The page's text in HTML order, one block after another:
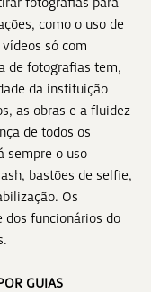
como o uso de
só com
de fotografias tem,
da instituição
as obras e a fluidez
de todos os
sempre o uso
bastões de selfie,
Os
funcionários do
GUIAS